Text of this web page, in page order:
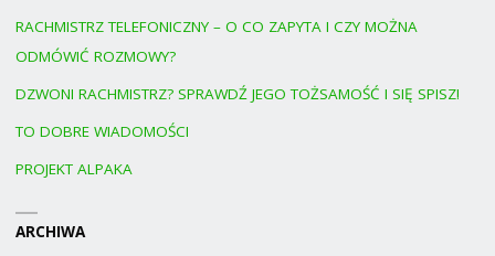
RACHMISTRZ TELEFONICZNY – O CO ZAPYTA I CZY MOŻNA
ODMÓWIĆ ROZMOWY?
DZWONI RACHMISTRZ? SPRAWDŹ JEGO TOŻSAMOŚĆ I SIĘ SPISZ!
TO DOBRE WIADOMOŚCI
PROJEKT ALPAKA
ARCHIWA